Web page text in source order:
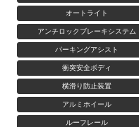
オートライト
アンチロックブレーキシステム
パーキングアシスト
衝突安全ボディ
横滑り防止装置
アルミホイール
ルーフレール